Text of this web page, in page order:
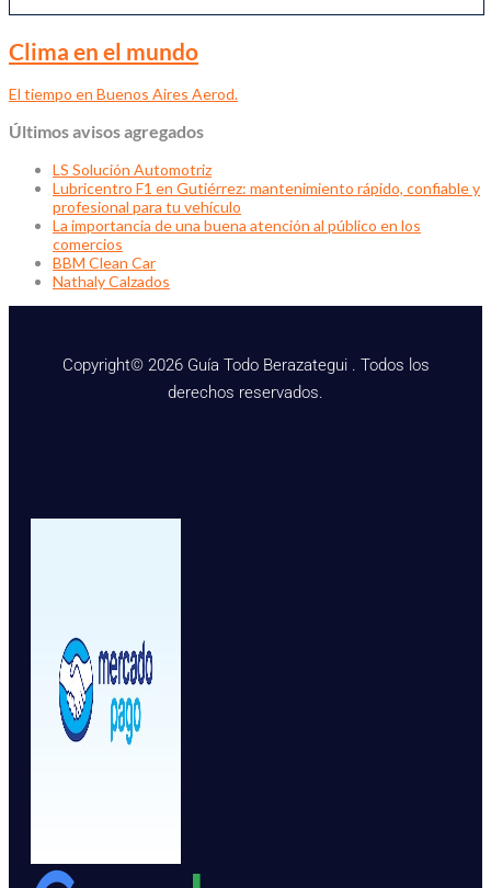
Clima en el mundo
El tiempo en Buenos Aires Aerod.
Últimos avisos agregados
LS Solución Automotriz
Lubricentro F1 en Gutiérrez: mantenimiento rápido, confiable y
profesional para tu vehículo
La importancia de una buena atención al público en los
comercios
BBM Clean Car
Nathaly Calzados
Copyright© 2026 Guía Todo Berazategui . Todos los
derechos reservados.